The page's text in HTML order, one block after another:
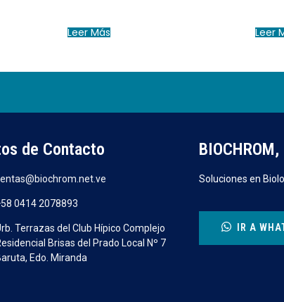
Leer Más Leer
de Contacto
0414 2078893
Terrazas del Club Hípico Complejo
Brisas del Prado Local Nº 7
Edo. Miranda
Soluciones en
IR A